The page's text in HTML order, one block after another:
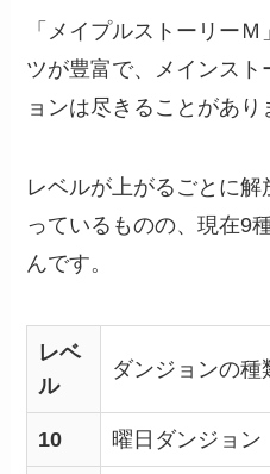
「メイプルストーリー
ツが豊富で、メインス
ョンは尽きることがあり
レベルが上がるごとに
っているものの、現在9
んです。
レベ
ル
ダンジョンの種
10 曜日ダンジョン